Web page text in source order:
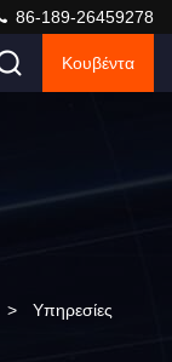
86-189-26459278
Κουβέντα
> Υπηρεσίες